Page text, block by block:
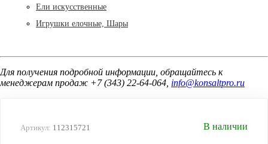
Ели искусственные
Игрушки елочные, Шары
Для получения подробной информации, обращайтесь к
менеджерам продаж +7 (343) 22-64-064, info@konsaltpro.ru
Артикул: 112315721 В наличии